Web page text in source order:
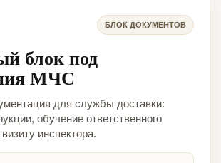
БЛОК ДОКУМЕНТОВ
блок под
МЧС
для службы доставки:
обучение ответственного
инспектора.